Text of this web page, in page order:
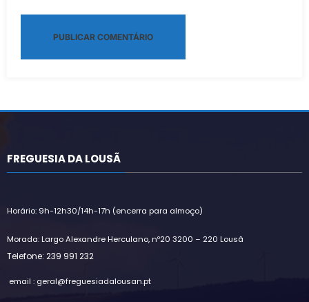
FREGUESIA DA LOUSÃ
Horário: 9h-12h30/14h-17h (encerra para almoço)
Morada: Largo Alexandre Herculano, nº20 3200 – 220 Lousã
Telefone: 239 991 232
email : geral@freguesiadalousan.pt